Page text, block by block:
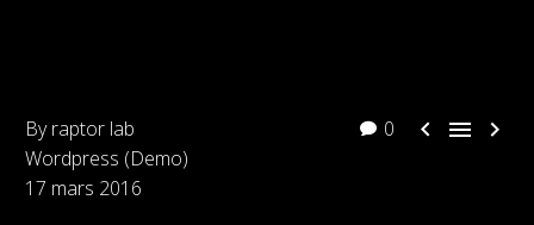
0   
By raptor lab
Wordpress (Demo)
17 mars 2016